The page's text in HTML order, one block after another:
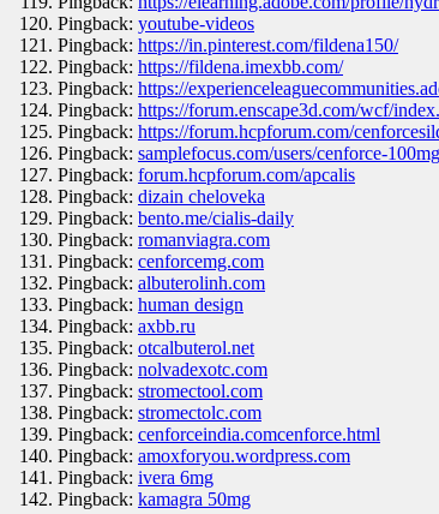
Pingback: youtube-videos
Pingback: https://in.pinterest.com/fildena150/
Pingback: https://fildena.imexbb.com/
Pingback: https://
Pingback: https://forum.enscape3d.com/wcf/
Pingback: https://forum.hcpforum.com/
Pingback: samplefocus.com/users/cenforce-100mg
Pingback: forum.hcpforum.com/apcalis
Pingback: dizain cheloveka
Pingback: bento.me/cialis-daily
Pingback: romanviagra.com
Pingback: cenforcemg.com
Pingback: albuterolinh.com
Pingback: human design
Pingback: axbb.ru
Pingback: otcalbuterol.net
Pingback: nolvadexotc.com
Pingback: stromectool.com
Pingback: stromectolc.com
Pingback: cenforceindia.comcenforce.html
Pingback: amoxforyou.wordpress.com
Pingback: ivera 6mg
Pingback: kamagra 50mg